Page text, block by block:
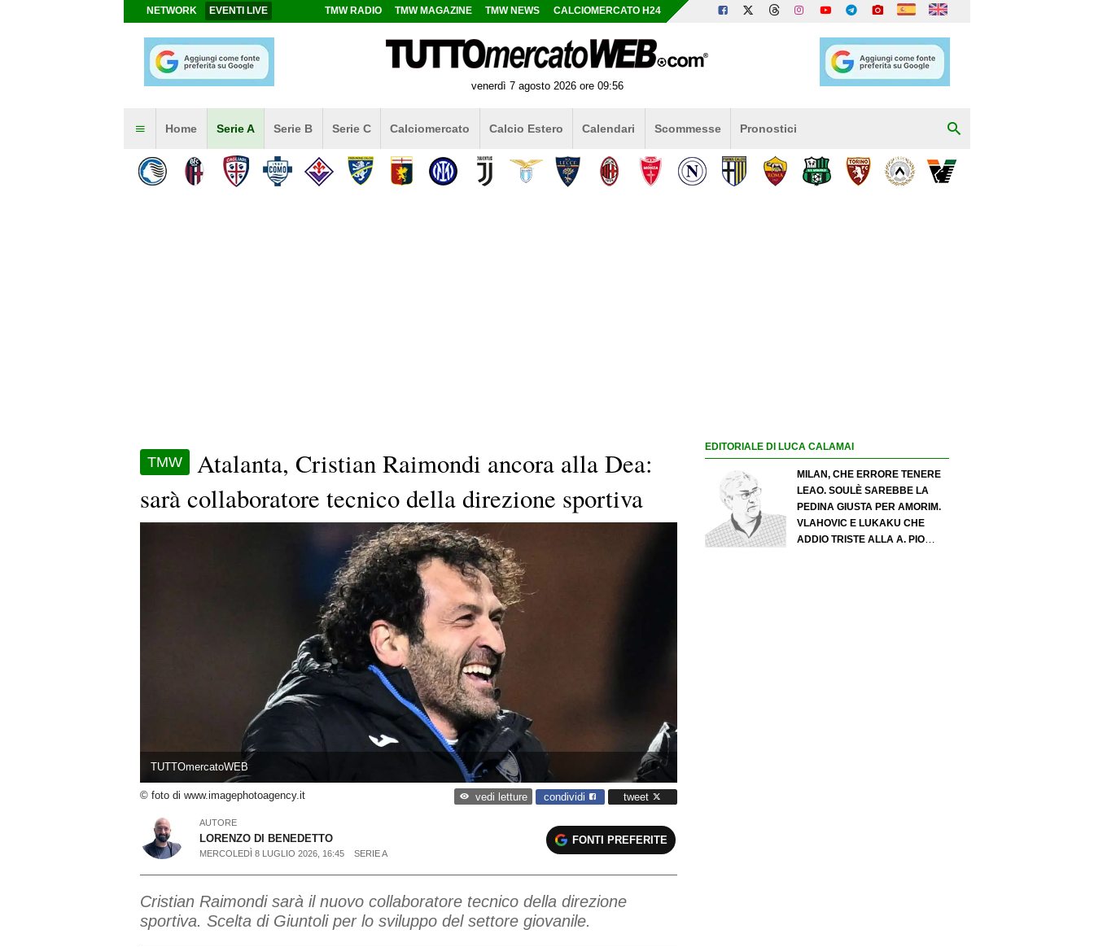
NETWORK EVENTI LIVE TMW RADIO TMW MAGAZINE TMW NEWS CALCIOMERCATO H24
venerdì 7 agosto 2026 ore 09:56
Home Serie A Serie B Serie C Calciomercato Calcio Estero Calendari Scommesse Pronostici
TMW
Atalanta, Cristian Raimondi ancora alla Dea:
sarà collaboratore tecnico della direzione sportiva
TUTTOmercatoWEB
© foto di www.imagephotoagency.it vedi letture condividi tweet
AUTORE
LORENZO DI BENEDETTO
MERCOLEDÌ 8 LUGLIO 2026, 16:45 SERIE A
FONTI PREFERITE
Cristian Raimondi sarà il nuovo collaboratore tecnico della direzione
sportiva. Scelta di Giuntoli per lo sviluppo del settore giovanile.
EDITORIALE DI LUCA CALAMAI
MILAN, CHE ERRORE TENERE
LEAO. SOULÈ SAREBBE LA
PEDINA GIUSTA PER AMORIM.
VLAHOVIC E LUKAKU CHE
ADDIO TRISTE ALLA A. PIO